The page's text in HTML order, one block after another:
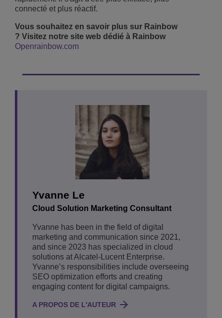
connecté et plus réactif.
Vous souhaitez en savoir plus sur Rainbow
? Visitez notre site web dédié à Rainbow
Openrainbow.com
Yvanne Le
Cloud Solution Marketing Consultant
Yvanne has been in the field of digital
marketing and communication since 2021,
and since 2023 has specialized in cloud
solutions at Alcatel-Lucent Enterprise.
Yvanne’s responsibilities include overseeing
SEO optimization efforts and creating
engaging content for digital campaigns.
A PROPOS DE L'AUTEUR